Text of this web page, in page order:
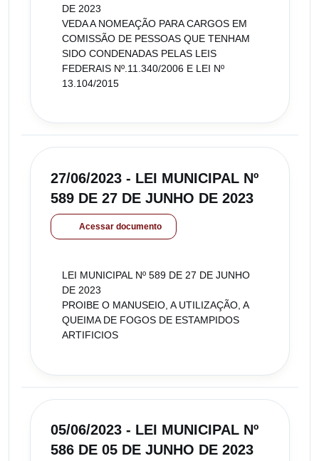
DE 2023
VEDA A NOMEAÇÃO PARA CARGOS EM
COMISSÃO DE PESSOAS QUE TENHAM
SIDO CONDENADAS PELAS LEIS
FEDERAIS Nº.11.340/2006 E LEI Nº
13.104/2015
27/06/2023 - LEI MUNICIPAL Nº
589 DE 27 DE JUNHO DE 2023
Acessar documento
LEI MUNICIPAL Nº 589 DE 27 DE JUNHO
DE 2023
PROIBE O MANUSEIO, A UTILIZAÇÃO, A
QUEIMA DE FOGOS DE ESTAMPIDOS
ARTIFICIOS
05/06/2023 - LEI MUNICIPAL Nº
586 DE 05 DE JUNHO DE 2023